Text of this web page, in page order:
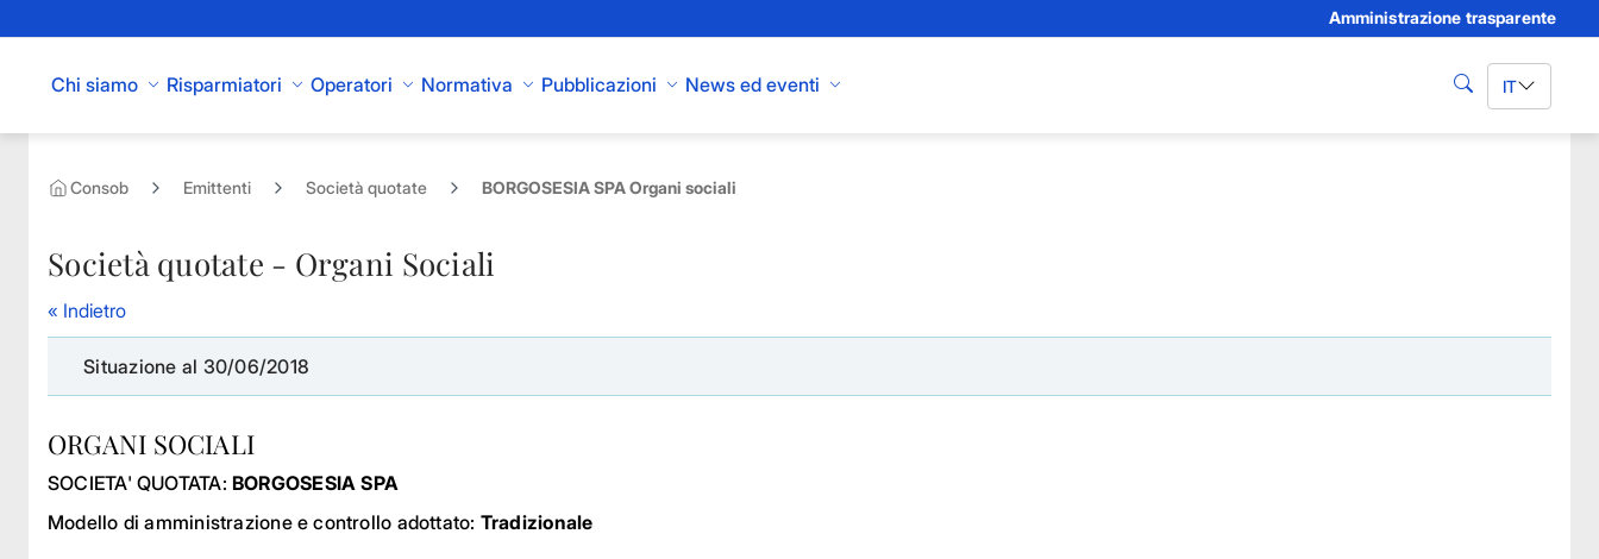
Amministrazione trasparente
Chi siamo Risparmiatori Operatori Normativa Pubblicazioni News ed eventi cerca IT
Consob Emittenti Società quotate BORGOSESIA SPA Organi sociali
Società quotate - Organi Sociali
« Indietro
Situazione al 30/06/2018
ORGANI SOCIALI
SOCIETA' QUOTATA: BORGOSESIA SPA
Modello di amministrazione e controllo adottato: Tradizionale